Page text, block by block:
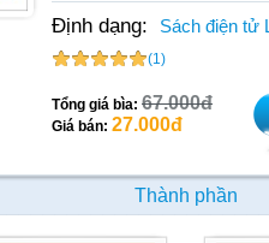
Định dạng: Sách điện tử
(1)
Tổng giá bìa: 67.000đ
Giá bán: 27.000đ
Thành phần